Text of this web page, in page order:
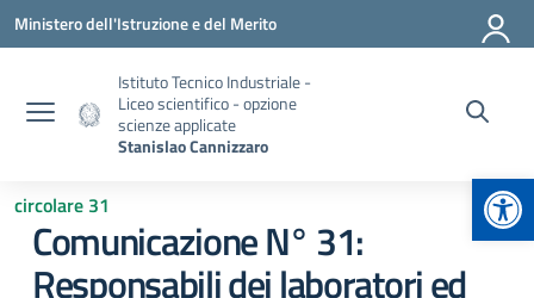
Vai ai contenuti
Vai al menu di navigazione
Vai al footer
Ministero dell'Istruzione e del Merito
Istituto Tecnico Industriale -
Liceo scientifico - opzione
scienze applicate
Stanislao Cannizzaro
circolare 31
Comunicazione N° 31:
Responsabili dei laboratori ed